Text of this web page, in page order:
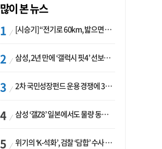
많이 본 뉴스
[시승기] “전기로 60km, 밟으면 462마력”…볼보 XC60 T8의 두 얼굴
삼성, 2년 만에 ‘갤럭시 핏4’ 선보이나…웨어러블 생태계 확장 ‘시동’
2차 국민성장펀드 운용 경쟁에 33개사 몰렸다…신한·하나 등 새 얼굴 대거 합류
삼성 ‘갤Z8’ 일본에서도 물량 동났다…애플 참전 앞두고 선두 수성 ‘시험대’
위기의 ‘K-석화’, 검찰 ‘담합’ 수사 착수…“LG·한화·롯데 등 7개 업체, 8개 제품 가격 담합”